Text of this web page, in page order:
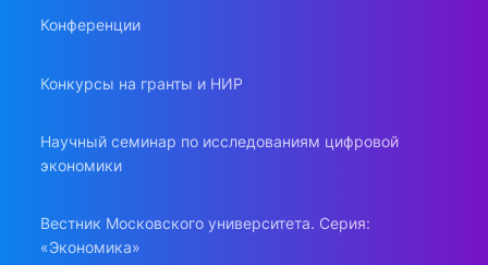
Конференции
Конкурсы на гранты и НИР
Научный семинар по исследованиям цифровой
экономики
Вестник Московского университета. Серия:
«Экономика»